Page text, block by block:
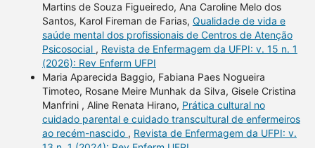
Martins de Souza Figueiredo, Ana Caroline Melo dos
Santos, Karol Fireman de Farias, Qualidade de vida e
saúde mental dos profissionais de Centros de Atenção
Psicosocial , Revista de Enfermagem da UFPI: v. 15 n. 1
(2026): Rev Enferm UFPI
Maria Aparecida Baggio, Fabiana Paes Nogueira
Timoteo, Rosane Meire Munhak da Silva, Gisele Cristina
Manfrini , Aline Renata Hirano, Prática cultural no
cuidado parental e cuidado transcultural de enfermeiros
ao recém-nascido , Revista de Enfermagem da UFPI: v.